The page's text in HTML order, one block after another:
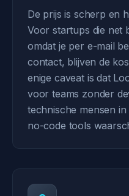
De prijs is scherp en
Voor startups die net
omdat je per e-mail
contact, blijven de
enige caveat is dat
voor teams zonder
technische mensen
no-code tools